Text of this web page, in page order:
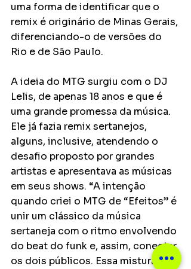
uma forma de identificar que o
remix é originário de Minas Gerais,
diferenciando-o de versões do
Rio e de São Paulo.
A ideia do MTG surgiu com o DJ
Lelis, de apenas 18 anos e que é
uma grande promessa da música.
Ele já fazia remix sertanejos,
alguns, inclusive, atendendo o
desafio proposto por grandes
artistas e apresentava as músicas
em seus shows. “A intenção
quando criei o MTG de “Efeitos” é
unir um clássico da música
sertaneja com o ritmo envolvendo
do beat do funk e, assim, conectar
os dois públicos. Essa mistura